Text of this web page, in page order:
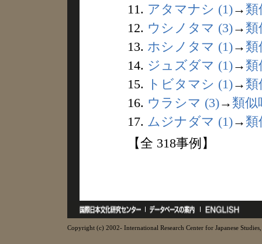
11. アタマナシ (1)→ 類
12. ウシノタマ (3)→ 類
13. ホシノタマ (1)→ 類
14. ジュズダマ (1)→ 類
15.
トビタマシ (1)→ 類
16. ウラシマ (3)→ 類似
17. ムジナダマ (1)→ 類
【全 318事例】
Copyright (c) 2002- International Research Center for Japanese